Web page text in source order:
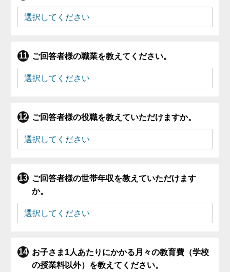
ご回答者様の職業を教えてください。
ご回答者様の役職を教えていただけますか。
ご回答者様の世帯年収を教えていただけます
か。
お子さま1人あたりにかかる月々の教育費（学校
の授業料以外）を教えてください。